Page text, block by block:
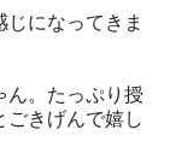
になってきま
ん。たっぷり授
ごきげんで嬉し